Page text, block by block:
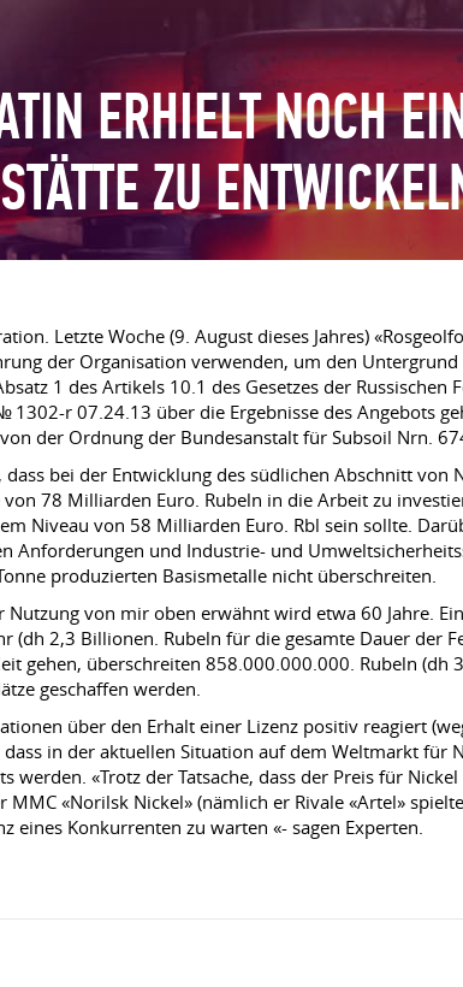
ERHIELT NOCH
ZU
Letzte Woche (9. August dieses Jahres)
der Organisation verwenden, um den
1 des Artikels 10.1 des Gesetzes der
1302-r 07.24.13 über die Ergebnisse des Angebots
der Ordnung der Bundesanstalt für Subsoil Nrn.
bei der Entwicklung des südlichen Abschnitt
78 Milliarden Euro. Rubeln in die Arbeit zu
Niveau von 58 Milliarden Euro. Rbl sein sollte.
Anforderungen und Industrie- und
produzierten Basismetalle nicht überschreiten.
Nutzung von mir oben erwähnt wird etwa 60 Jahre.
(dh 2,3 Billionen. Rubeln für die gesamte Dauer der
gehen, überschreiten 858.000.000.000. Rubeln
geschaffen werden.
über den Erhalt einer Lizenz positiv reagiert
in der aktuellen Situation auf dem Weltmarkt für
werden. «Trotz der Tatsache, dass der Preis für
«Norilsk Nickel» (nämlich er Rivale «Artel»
eines Konkurrenten zu warten «- sagen Experten.